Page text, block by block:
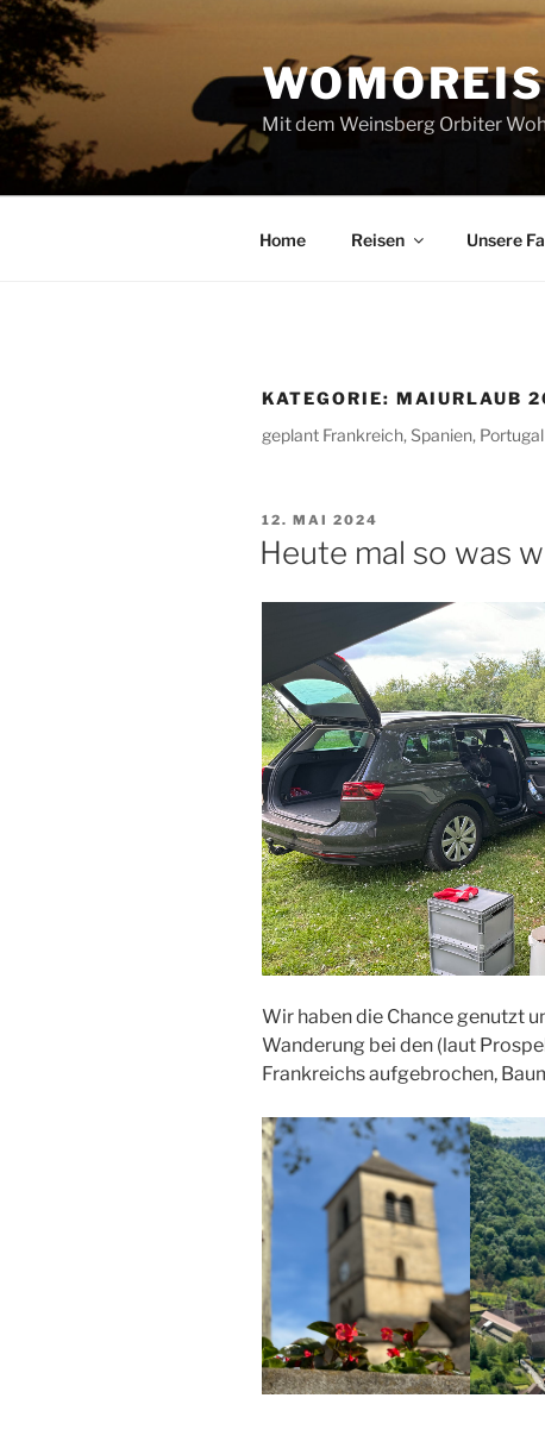
Zum
Inhalt
springen
Mit dem Weinsberg Orbiter
Home Reisen Unsere
KATEGORIE: MAIURLAUB
geplant Frankreich, Spanien, Portugal
VERÖFFENTLICHT
AM
12. MAI 2024
Heute mal so was
Wir haben die Chance genutzt
Wanderung bei den (laut
Frankreichs aufgebrochen,